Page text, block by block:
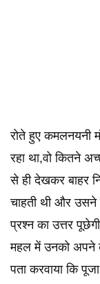
रोते हुए कमलनयनी
रहा था,वो कितने
से ही देखकर बाहर
चाहती थी और उसने
प्रश्न का उत्तर
महल में उनको अपने
पता करवाया कि